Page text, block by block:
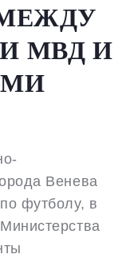
МВД И
Венева
футболу, в